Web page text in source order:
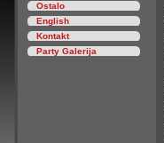
Ostalo
English
Kontakt
Party Galerija